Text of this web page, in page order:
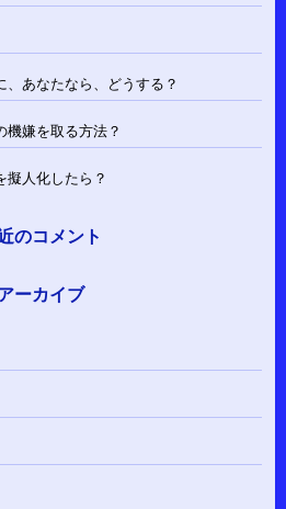
あなたなら、どうする？
機嫌を取る方法？
擬人化したら？
のコメント
ーカイブ